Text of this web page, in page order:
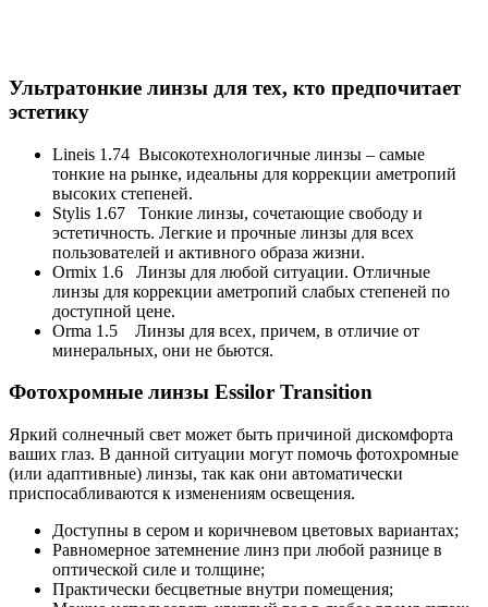
Ультратонкие линзы для тех, кто предпочитает
эстетику
Lineis 1.74 Высокотехнологичные линзы – самые
тонкие на рынке, идеальны для коррекции аметропий
высоких степеней.
Stylis 1.67 Тонкие линзы, сочетающие свободу и
эстетичность. Легкие и прочные линзы для всех
пользователей и активного образа жизни.
Ormix 1.6 Линзы для любой ситуации. Отличные
линзы для коррекции аметропий слабых степеней по
доступной цене.
Orma 1.5 Линзы для всех, причем, в отличие от
минеральных, они не бьются.
Фотохромные линзы Essilor Transition
Яркий солнечный свет может быть причиной дискомфорта
ваших глаз. В данной ситуации могут помочь фотохромные
(или адаптивные) линзы, так как они автоматически
приспосабливаются к изменениям освещения.
Доступны в сером и коричневом цветовых вариантах;
Равномерное затемнение линз при любой разнице в
оптической силе и толщине;
Практически бесцветные внутри помещения;